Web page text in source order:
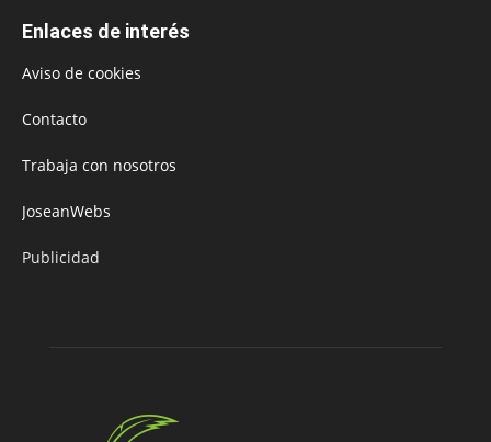
Enlaces de interés
Aviso de cookies
Contacto
Trabaja con nosotros
JoseanWebs
Publicidad